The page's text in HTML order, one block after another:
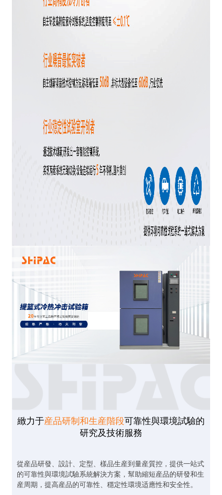
緻力于産品研制和生産階段可靠性與環境試驗的
研究及技術服務
從産品研發、設計、定型、樣品生産到量産質控，提供一站式
的可靠性與環境試驗系統解決方案，幫助縮短産品的研發和生
産周期，提高産品的可靠性、穩定性環境适應性和安全性。